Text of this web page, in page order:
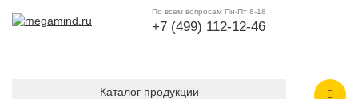
По всем вопросам Пн-Пт 8-18
+7 (499) 112-12-46
Каталог продукции